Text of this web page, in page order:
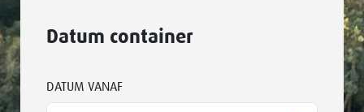
Datum container
DATUM VANAF